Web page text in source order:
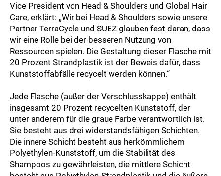
Vice President von Head & Shoulders und Global Hair
Care, erklärt: „Wir bei Head & Shoulders sowie unsere
Partner TerraCycle und SUEZ glauben fest daran, dass
wir eine Rolle bei der besseren Nutzung von
Ressourcen spielen. Die Gestaltung dieser Flasche mit
20 Prozent Strandplastik ist der Beweis dafür, dass
Kunststoffabfälle recycelt werden können.“
Jede Flasche (außer der Verschlusskappe) enthält
insgesamt 20 Prozent recycelten Kunststoff, der
unter anderem für die graue Farbe verantwortlich ist.
Sie besteht aus drei widerstandsfähigen Schichten.
Die innere Schicht besteht aus herkömmlichem
Polyethylen-Kunststoff, um die Stabilität des
Shampoos zu gewährleisten, die mittlere Schicht